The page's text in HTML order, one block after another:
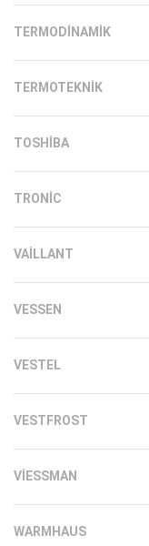
TERMODINAMIK
TERMOTEKNIK
TOSHIBA
TRONIC
VAILLANT
VESSEN
VESTEL
VESTFROST
VIESSMAN
WARMHAUS